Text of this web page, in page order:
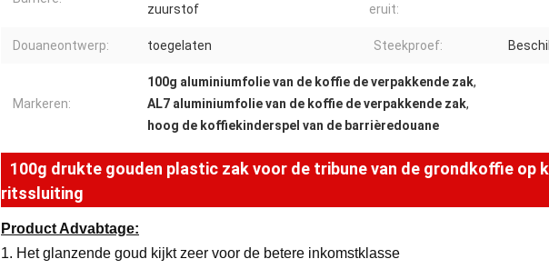
zuurstof
eruit:
Douaneontwerp: toegelaten Steekproef:
Markeren:
100g aluminiumfolie van de koffie de verpakkende zak,
AL7 aluminiumfolie van de koffie de verpakkende zak,
hoog de koffiekinderspel van de barrièredouane
100g drukte gouden plastic zak voor de tribune van de grondkoffie op
ritssluiting
Product Advabtage:
1. Het glanzende goud kijkt zeer voor de betere inkomstklasse